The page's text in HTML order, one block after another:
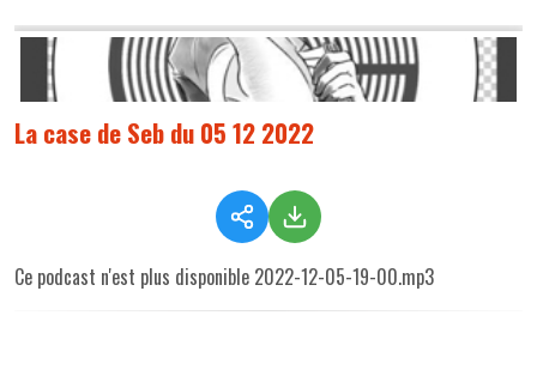
La case de Seb du 05 12 2022
Ce podcast n'est plus disponible 2022-12-05-19-00.mp3